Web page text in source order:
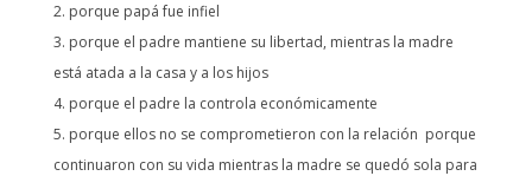
porque papá fue infiel
porque el padre mantiene su libertad, mientras la madre
está atada a la casa y a los hijos
porque el padre la controla económicamente
porque ellos no se comprometieron con la relación porque
continuaron con su vida mientras la madre se quedó sola para